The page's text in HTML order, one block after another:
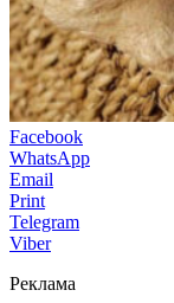
Facebook
WhatsApp
Email
Print
Telegram
Viber
Реклама